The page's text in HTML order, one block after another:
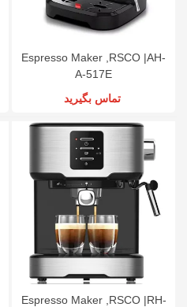
Espresso Maker ,RSCO |AH-
A-517E
تماس بگیرید
Espresso Maker ,RSCO |RH-